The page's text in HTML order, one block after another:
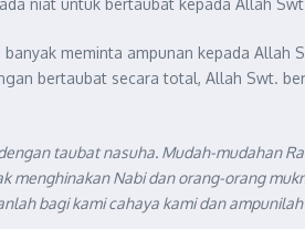
niat untuk bertaubat kepada Allah
meminta ampunan kepada
bertaubat secara total, Allah Swt.
taubat nasuha. Mudah-mudahan
Nabi dan orang-orang
bagi kami cahaya kami dan